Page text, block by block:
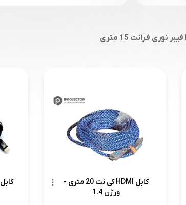
کابل HDMI کی نت 20 متری -
ورژن 1.4